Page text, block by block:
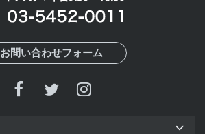
お問い合わせフォーム